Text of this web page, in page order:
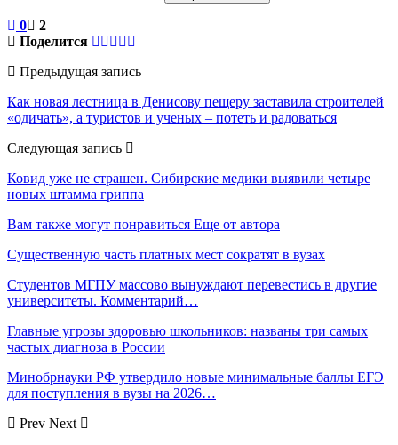
0
2
Поделится
Предыдущая запись
Как новая лестница в Денисову пещеру заставила строителей
«одичать», а туристов и ученых – потеть и радоваться
Следующая запись
Ковид уже не страшен. Сибирские медики выявили четыре
новых штамма гриппа
Вам также могут понравиться Еще от автора
Существенную часть платных мест сократят в вузах
Студентов МГПУ массово вынуждают перевестись в другие
университеты. Комментарий…
Главные угрозы здоровью школьников: названы три самых
частых диагноза в России
Минобрнауки РФ утвердило новые минимальные баллы ЕГЭ
для поступления в вузы на 2026…
Prev Next